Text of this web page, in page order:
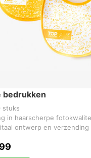
bedrukken
stuks
in haarscherpe
ontwerp en verzending